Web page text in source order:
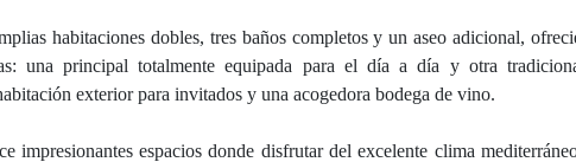
habitaciones dobles, tres baños completos y un aseo adicional,
una principal totalmente equipada para el día a día y otra
exterior para invitados y una acogedora bodega de vino.
impresionantes espacios donde disfrutar del excelente clima